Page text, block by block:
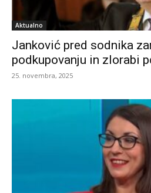
Aktualno
Janković pred sodnika
podkupovanju in zlorabi
25. novembra, 2025